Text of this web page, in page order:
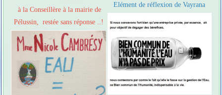
à la Conseillère à la mairie de
Pélussin, restée sans réponse ..!
Elément de réflexion de Vayrana